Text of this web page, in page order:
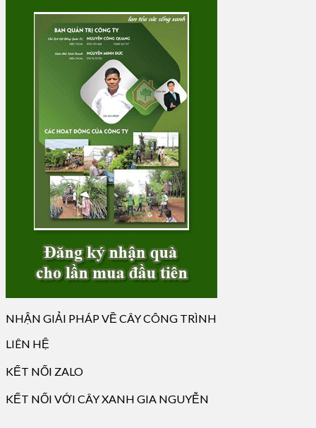
NHẬN GIẢI PHÁP VỀ CÂY CÔNG TRÌNH
LIÊN HỆ
KẾT NỐI ZALO
KẾT NỐI VỚI CÂY XANH GIA NGUYỄN